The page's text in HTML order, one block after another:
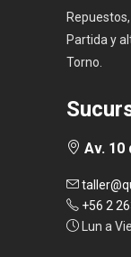
Partida y
Torno.
Av. 10
+56 2
Lun a